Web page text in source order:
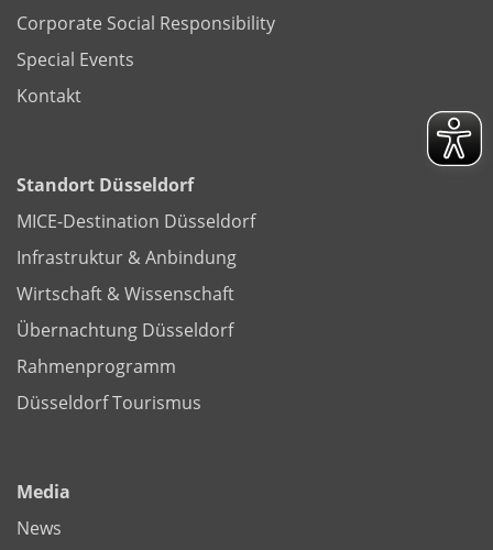
Corporate Social Responsibility
Special Events
Kontakt
Standort Düsseldorf
MICE-Destination Düsseldorf
Infrastruktur & Anbindung
Wirtschaft & Wissenschaft
Übernachtung Düsseldorf
Rahmenprogramm
Düsseldorf Tourismus
Media
News